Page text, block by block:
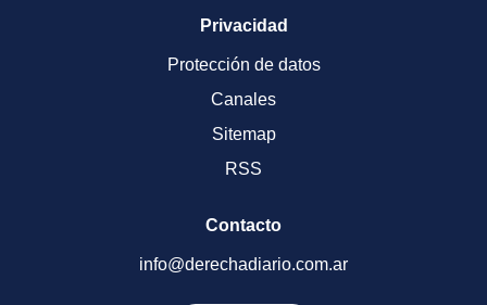
Privacidad
Protección de datos
Canales
Sitemap
RSS
Contacto
info@derechadiario.com.ar